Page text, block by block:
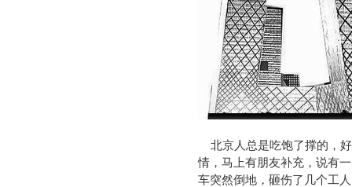
北京人总是吃饱了撑的，
情，马上有朋友补充，说有
车突然倒地，砸伤了几个工